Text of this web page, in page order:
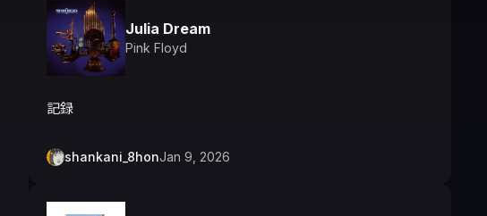
Julia Dream
Pink Floyd
記録
shankani_8honJan 9, 2026